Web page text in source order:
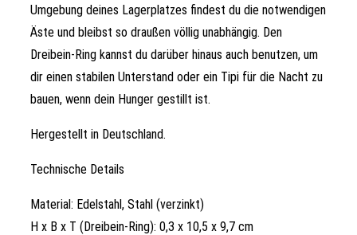
Umgebung deines Lagerplatzes findest du die notwendigen
Äste und bleibst so draußen völlig unabhängig. Den
Dreibein-Ring kannst du darüber hinaus auch benutzen, um
dir einen stabilen Unterstand oder ein Tipi für die Nacht zu
bauen, wenn dein Hunger gestillt ist.
Hergestellt in Deutschland.
Technische Details
Material: Edelstahl, Stahl (verzinkt)
H x B x T (Dreibein-Ring): 0,3 x 10,5 x 9,7 cm